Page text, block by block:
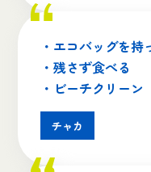
・エコバッグを持
・残さず食べる
・ビーチクリーン
チャカ